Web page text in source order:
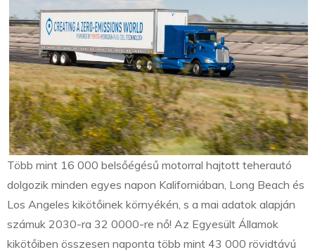
Több mint 16 000 belsőégésű motorral hajtott teherautó
dolgozik minden egyes napon Kaliforniában, Long Beach és
Los Angeles kikötőinek környékén, s a mai adatok alapján
számuk 2030-ra 32 0000-re nő! Az Egyesült Államok
kikötőiben összesen naponta több mint 43 000 rövidtávú